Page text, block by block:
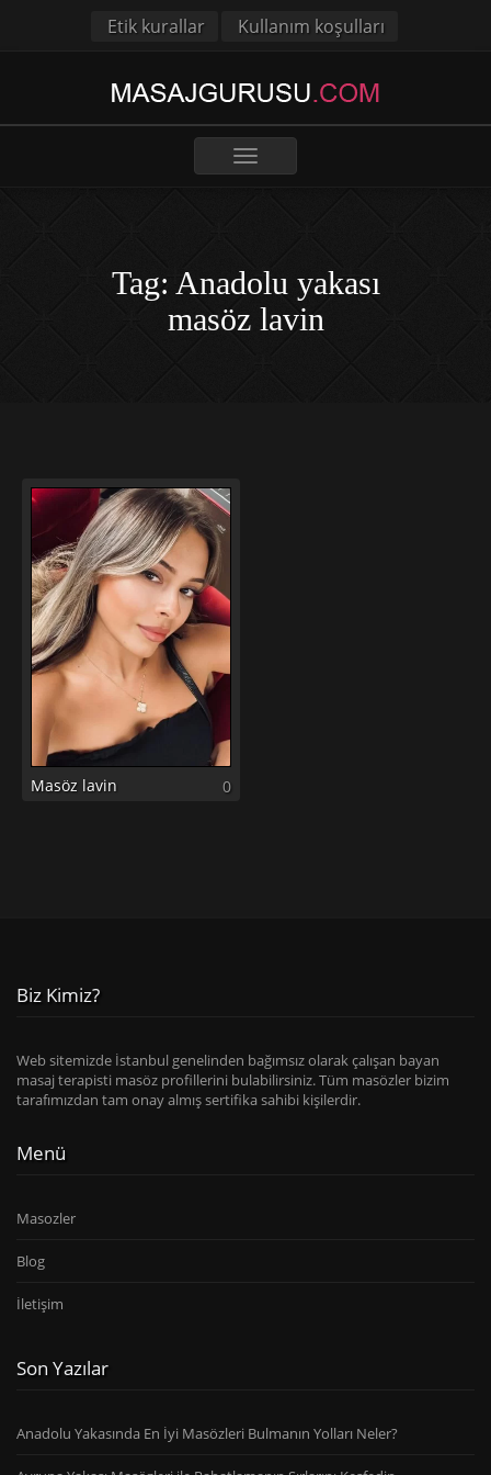
Etik kurallar Kullanım koşulları
Toggle
Tag: Anadolu yakası
masöz lavin
Masöz lavin 0
Biz Kimiz?
Web sitemizde İstanbul genelinden bağımsız olarak çalışan bayan
masaj terapisti masöz profillerini bulabilirsiniz. Tüm masözler bizim
tarafımızdan tam onay almış sertifika sahibi kişilerdir.
Menü
Masozler
Blog
İletişim
Son Yazılar
Anadolu Yakasında En İyi Masözleri Bulmanın Yolları Neler?